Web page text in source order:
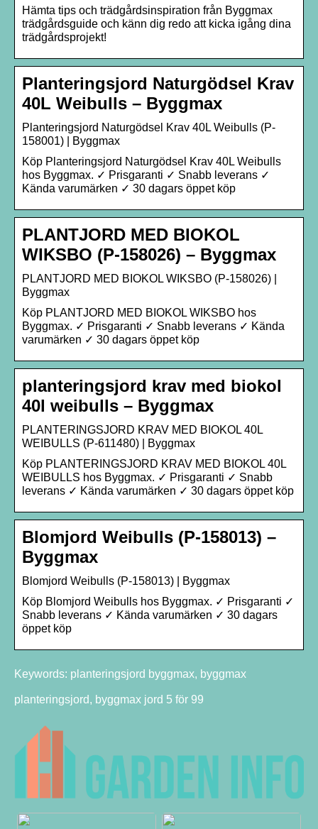
Hämta tips och trädgårdsinspiration från Byggmax
trädgårdsguide och känn dig redo att kicka igång dina
trädgårdsprojekt!
Planteringsjord Naturgödsel Krav
40L Weibulls – Byggmax
Planteringsjord Naturgödsel Krav 40L Weibulls (P-
158001) | Byggmax
Köp Planteringsjord Naturgödsel Krav 40L Weibulls
hos Byggmax. ✓ Prisgaranti ✓ Snabb leverans ✓
Kända varumärken ✓ 30 dagars öppet köp
PLANTJORD MED BIOKOL
WIKSBO (P-158026) – Byggmax
PLANTJORD MED BIOKOL WIKSBO (P-158026) |
Byggmax
Köp PLANTJORD MED BIOKOL WIKSBO hos
Byggmax. ✓ Prisgaranti ✓ Snabb leverans ✓ Kända
varumärken ✓ 30 dagars öppet köp
planteringsjord krav med biokol
40l weibulls – Byggmax
PLANTERINGSJORD KRAV MED BIOKOL 40L
WEIBULLS (P-611480) | Byggmax
Köp PLANTERINGSJORD KRAV MED BIOKOL 40L
WEIBULLS hos Byggmax. ✓ Prisgaranti ✓ Snabb
leverans ✓ Kända varumärken ✓ 30 dagars öppet köp
Blomjord Weibulls (P-158013) –
Byggmax
Blomjord Weibulls (P-158013) | Byggmax
Köp Blomjord Weibulls hos Byggmax. ✓ Prisgaranti ✓
Snabb leverans ✓ Kända varumärken ✓ 30 dagars
öppet köp
Keywords: planteringsjord byggmax, byggmax
planteringsjord, byggmax jord 5 för 99